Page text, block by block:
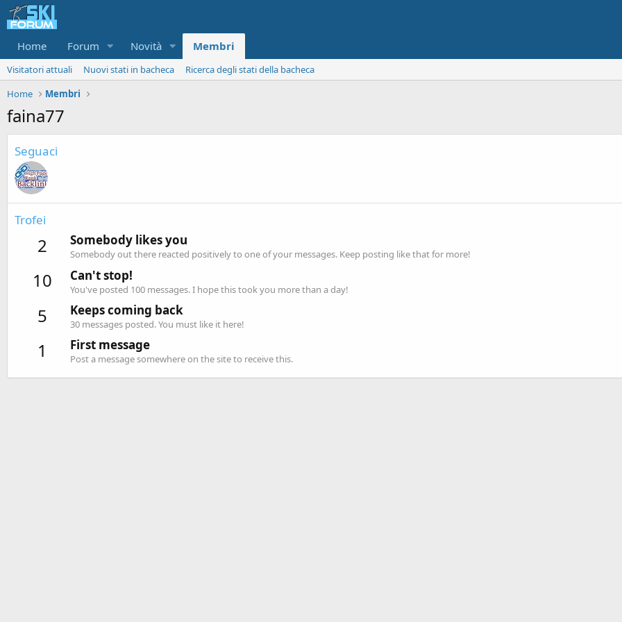
Home Forum Novità Membri
Visitatori attuali Nuovi stati in bacheca
Ricerca degli stati della bacheca
Home
Membri
faina77
Seguaci
Trofei
2 Somebody likes you
Somebody out there reacted positively to one of your messages. Keep posting like that for more!
10 Can't stop!
You've posted 100 messages. I hope this took you more than a day!
5 Keeps coming back
30 messages posted. You must like it here!
1 First message
Post a message somewhere on the site to receive this.